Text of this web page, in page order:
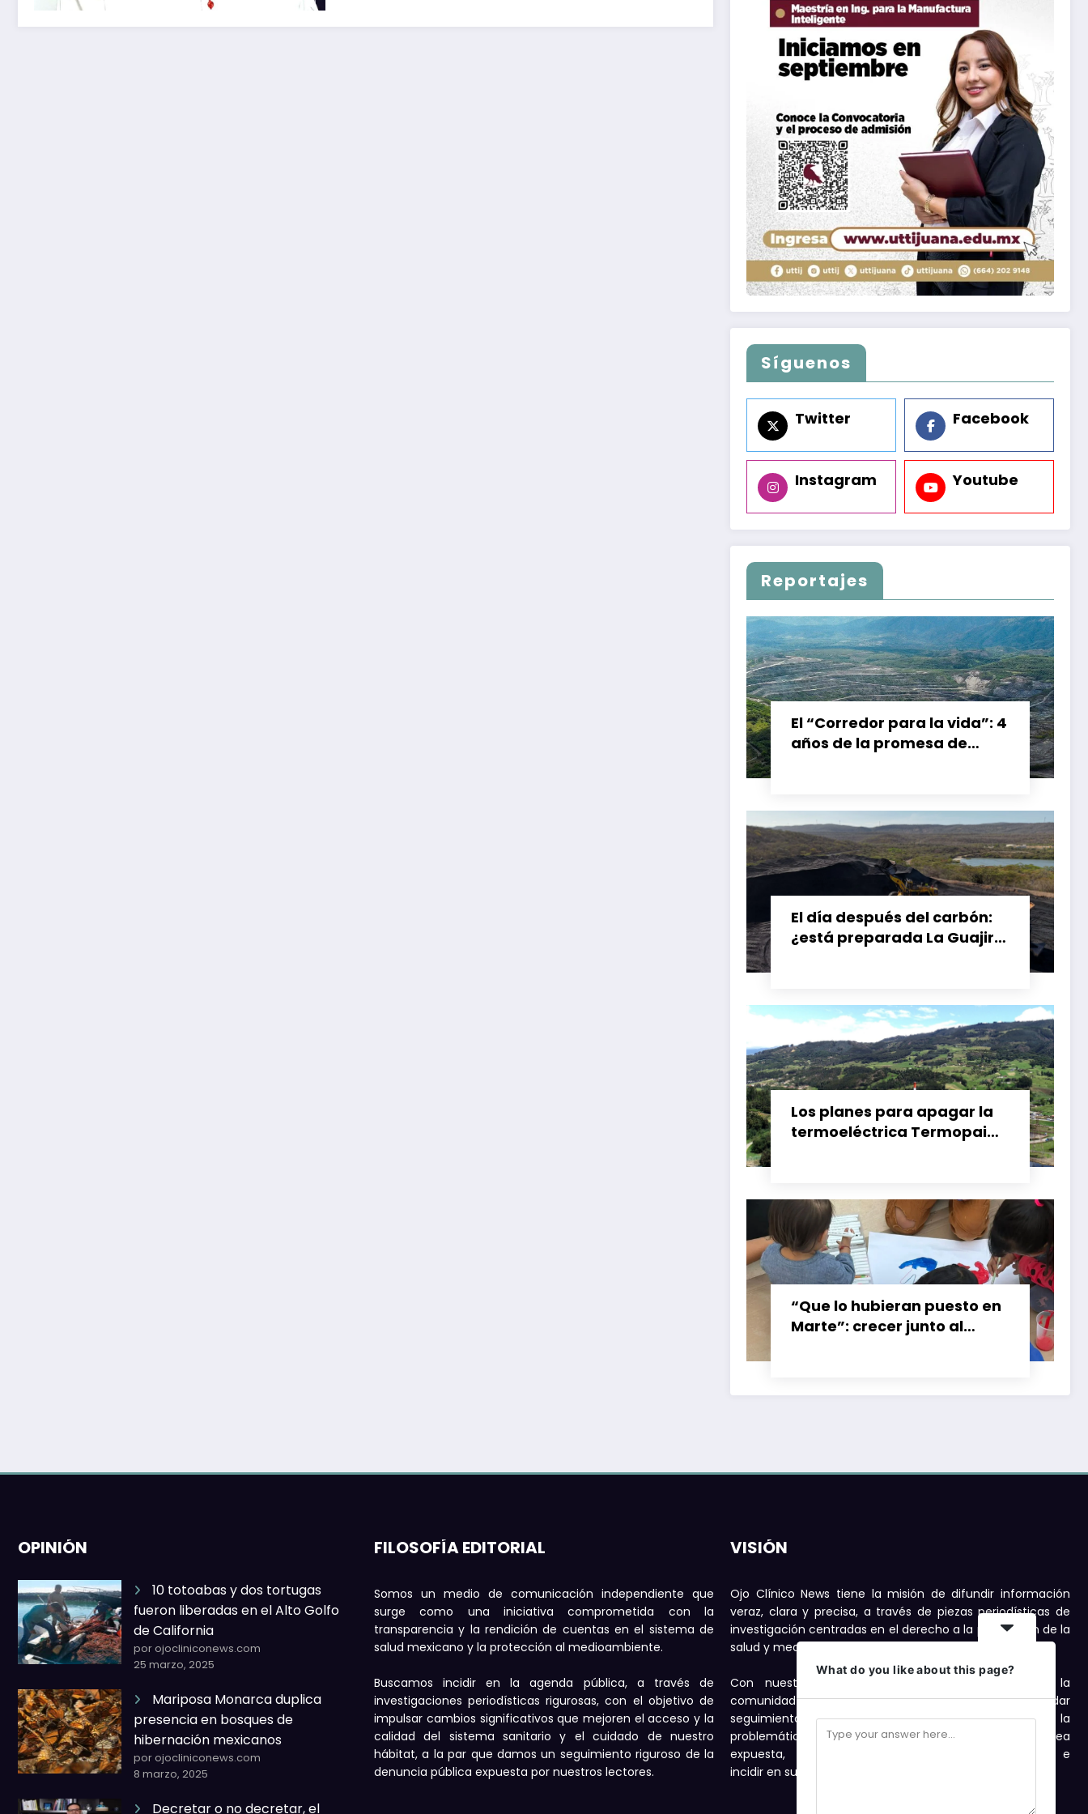
Síguenos
Twitter Facebook
Instagram Youtube
Reportajes
El “Corredor para la vida”: 4
años de la promesa de
El día después del carbón:
¿está preparada La Guajira
Los planes para apagar la
termoeléctrica Termopaipa
“Que lo hubieran puesto en
Marte”: crecer junto al
OPINIÓN
10 totoabas y dos tortugas
fueron liberadas en el Alto Golfo
de California
por ojocliniconews.com
25 marzo, 2025
Mariposa Monarca duplica
presencia en bosques de
hibernación mexicanos
por ojocliniconews.com
8 marzo, 2025
Decretar o no decretar, el
FILOSOFÍA EDITORIAL
Somos un medio de comunicación independiente que
surge como una iniciativa comprometida con la
transparencia y la rendición de cuentas en el sistema de
salud mexicano y la protección al medioambiente.
Buscamos incidir en la agenda pública, a través de
investigaciones periodísticas rigurosas, con el objetivo de
impulsar cambios significativos que mejoren el acceso y la
calidad del sistema sanitario y el cuidado de nuestro
hábitat, a la par que damos un seguimiento riguroso de la
denuncia pública expuesta por nuestros lectores.
VISIÓN
Ojo Clínico News tiene la misión de difundir información
veraz, clara y precisa, a través de piezas periodísticas de
investigación centradas en el derecho a la protección de la
salud y medioambiente.
Con nuestras publicaciones buscamos motivar a la
comunidad a denunciar, con el compromiso de dar
seguimiento con investigaciones periodísticas a la
problemática de salud y medioambiente que sea
expuesta, como una forma de visibilizarla e
incidir en su solución.
What do you like about this page?